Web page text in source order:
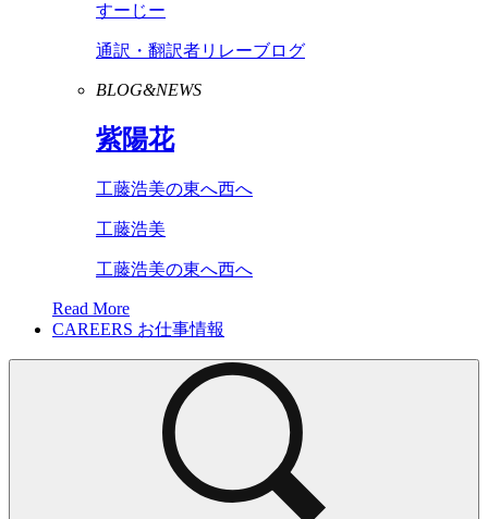
すーじー
通訳・翻訳者リレーブログ
BLOG&NEWS
紫陽花
工藤浩美の東へ西へ
工藤浩美
工藤浩美の東へ西へ
Read More
CAREERS お仕事情報